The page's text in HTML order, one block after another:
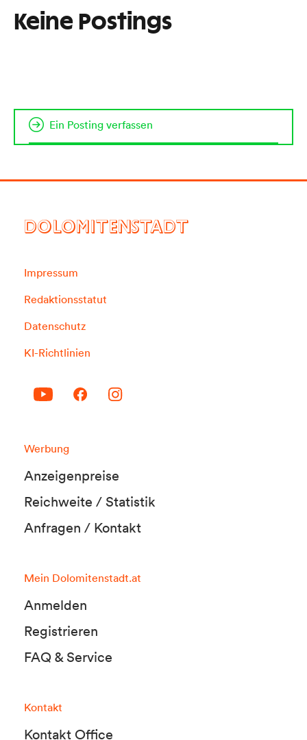
Keine Postings
Ein Posting verfassen
DOLOMITENSTADT
Impressum
Redaktionsstatut
Datenschutz
KI-Richtlinien
Werbung
Anzeigenpreise
Reichweite / Statistik
Anfragen / Kontakt
Mein Dolomitenstadt.at
Anmelden
Registrieren
FAQ & Service
Kontakt
Kontakt Office